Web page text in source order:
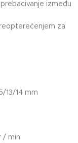
između
za
13/14 mm
/ min